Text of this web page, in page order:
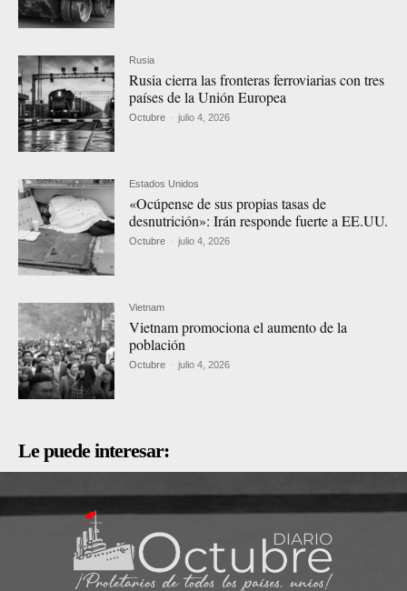
Rusia
Rusia cierra las fronteras ferroviarias con tres
países de la Unión Europea
Octubre - julio 4, 2026
Estados Unidos
«Ocúpense de sus propias tasas de
desnutrición»: Irán responde fuerte a EE.UU.
Octubre - julio 4, 2026
Vietnam
Vietnam promociona el aumento de la
población
Octubre - julio 4, 2026
Le puede interesar: